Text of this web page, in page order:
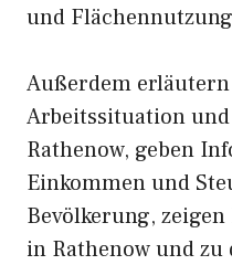
und
Außerdem
Arbeitssituation
Rathenow, geben
Einkommen und
Bevölkerung,
in Rathenow und